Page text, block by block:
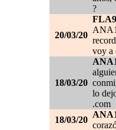
?
20/03/20
voy a
18/03/20
lo
.com
18/03/20